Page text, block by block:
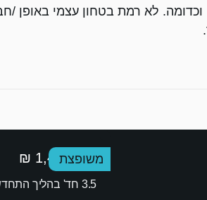
לא רמת בטחון עצמי באופן /
משופצת
1,450,000 ₪
3.5 חד' בהליך התחדשות עירונית ברמת התשבי